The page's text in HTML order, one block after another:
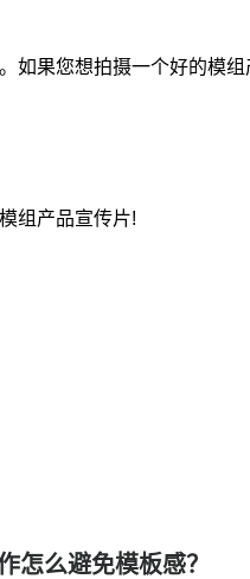
果您想拍摄一个好的模组
组产品宣传片!
怎么避免模板感？